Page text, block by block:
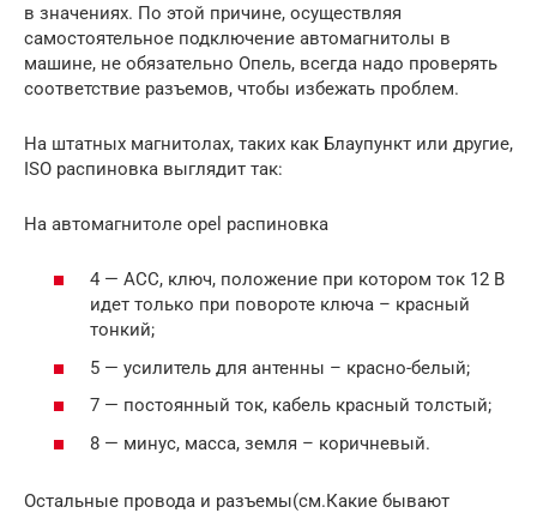
в значениях. По этой причине, осуществляя
самостоятельное подключение автомагнитолы в
машине, не обязательно Опель, всегда надо проверять
соответствие разъемов, чтобы избежать проблем.
На штатных магнитолах, таких как Блаупункт или другие,
ISO распиновка выглядит так:
На автомагнитоле opel распиновка
4 — ACC, ключ, положение при котором ток 12 В
идет только при повороте ключа – красный
тонкий;
5 — усилитель для антенны – красно-белый;
7 — постоянный ток, кабель красный толстый;
8 — минус, масса, земля – коричневый.
Остальные провода и разъемы(см.Какие бывают